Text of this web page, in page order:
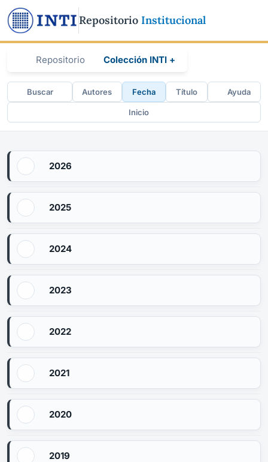
Repositorio Institucional
Repositorio Colección INTI +
Buscar Autores Fecha Título Ayuda
Inicio
2026
2025
2024
2023
2022
2021
2020
2019